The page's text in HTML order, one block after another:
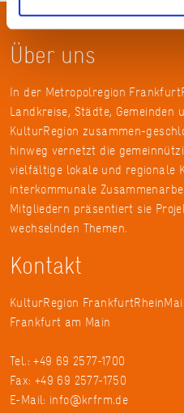
Über uns
In der Metropolregion
Landkreise, Städte,
KulturRegion zusammen-
hinweg vernetzt die
vielfältige lokale und regionale
interkommunale
Mitgliedern präsentiert sie
wechselnden Themen.
Kontakt
KulturRegion
Frankfurt am Main
Tel.: +49 69 2577-1700
Fax: +49 69 2577-1750
E-Mail: info@krfrm.de